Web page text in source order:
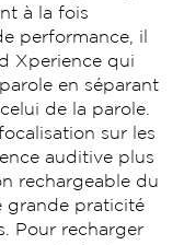
à la fois
performance, il
Xperience qui
en séparant
de la parole.
sur les
auditive plus
rechargeable du
grande praticité
Pour recharger